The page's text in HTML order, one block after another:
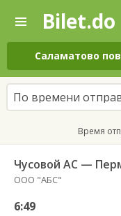
—
Поиск
и
покупка
билетов
на
автобус
онлайн
Bilet.do
Саламатово
По времени
Время
Чусовой АС —
ООО "АБС"
6:49